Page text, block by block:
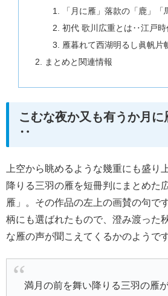
「月に雁」落款の「鹿」
初代 歌川広重とは‥江戸時
雁暮れて西湖明るし眞帆片
まとめと関連情報
こむな夜か又も有うか月
‥
上空から眺めるような幾重にも盛り
降りる三羽の雁を短冊判にまとめた
雁」。その作品の左上の画賛の句で
柄にも選ばれたもので、澄み渡った
な雁の声が聞こえてくるかのようです
満月の前を舞い降りる三羽の雁